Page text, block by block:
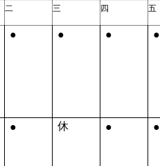
二 三 四 五
● ● ● ●
● 休 ● ●